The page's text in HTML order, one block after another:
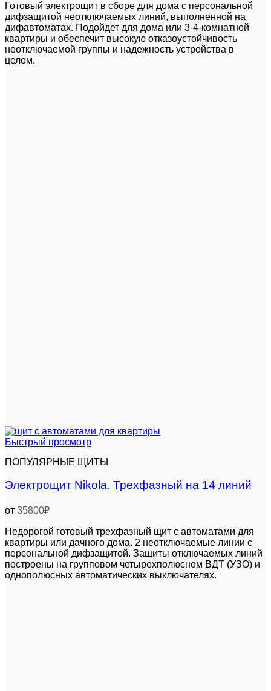
Готовый электрощит в сборе для дома с персональной
дифзащитой неотключаемых линий, выполненной на
дифавтоматах. Подойдет для дома или 3-4-комнатной
квартиры и обеспечит высокую отказоустойчивость
неотключаемой группы и надежность устройства в
целом.
Быстрый просмотр
ПОПУЛЯРНЫЕ ЩИТЫ
Электрощит Nikola. Трехфазный на 14 линий
от 35800₽
Недорогой готовый трехфазный щит с автоматами для
квартиры или дачного дома. 2 неотключаемые линии с
персональной дифзащитой. Защиты отключаемых линий
построены на групповом четырехполюсном ВДТ (УЗО) и
однополюсных автоматических выключателях.